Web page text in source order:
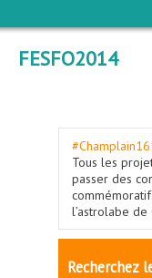
FESFO2014
Tous les
passer des
l’astrolabe de
Recherchez